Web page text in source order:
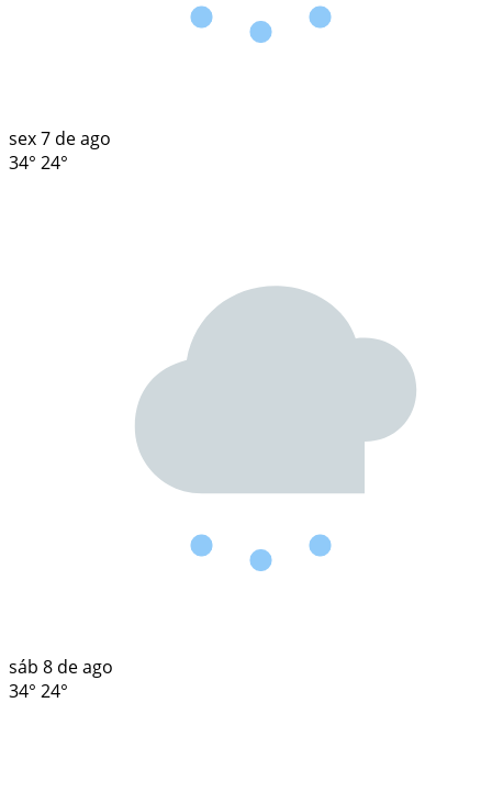
sex7 de ago
34° 24°
sáb 8 de ago
34° 24°